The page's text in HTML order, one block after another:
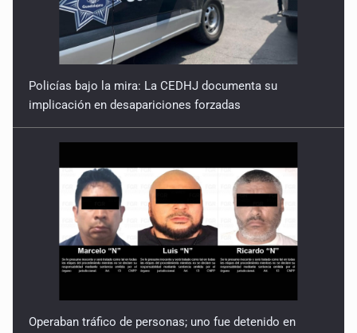
Policías bajo la mira: La CEDHJ documenta su
implicación en desapariciones forzadas
Operaban tráfico de personas; uno fue detenido en